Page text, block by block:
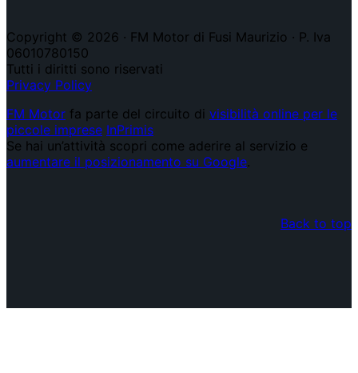
Copyright © 2026 · FM Motor di Fusi Maurizio · P. Iva
06010780150
Tutti i diritti sono riservati
Privacy Policy
FM Motor fa parte del circuito di visibilità online per le
piccole imprese InPrimis
Se hai un’attività scopri come aderire al servizio e
aumentare il posizionamento su Google.
Back to top